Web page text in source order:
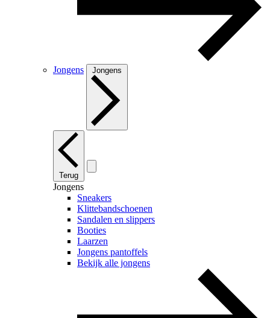
Jongens Jongens
Terug
Jongens
Sneakers
Klittebandschoenen
Sandalen en slippers
Booties
Laarzen
Jongens pantoffels
Bekijk alle jongens